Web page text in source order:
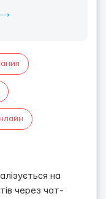
⟶
на
через чат-